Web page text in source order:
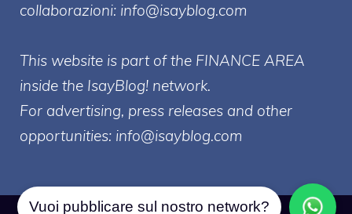
collaborazioni: info@isayblog.com
This website is part of the FINANCE AREA
inside the IsayBlog! network.
For advertising, press releases and other
opportunities: info@isayblog.com
Vuoi pubblicare sul nostro network?